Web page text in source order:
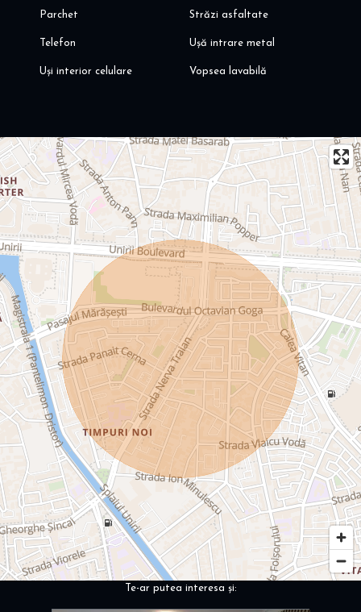
Parchet Străzi asfaltate
Telefon Ușă intrare metal
Uși interior celulare Vopsea lavabilă
Te-ar putea interesa și: